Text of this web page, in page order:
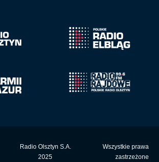
Radio Olsztyn S.A.
2025
Wszystkie prawa
zastrzeżone